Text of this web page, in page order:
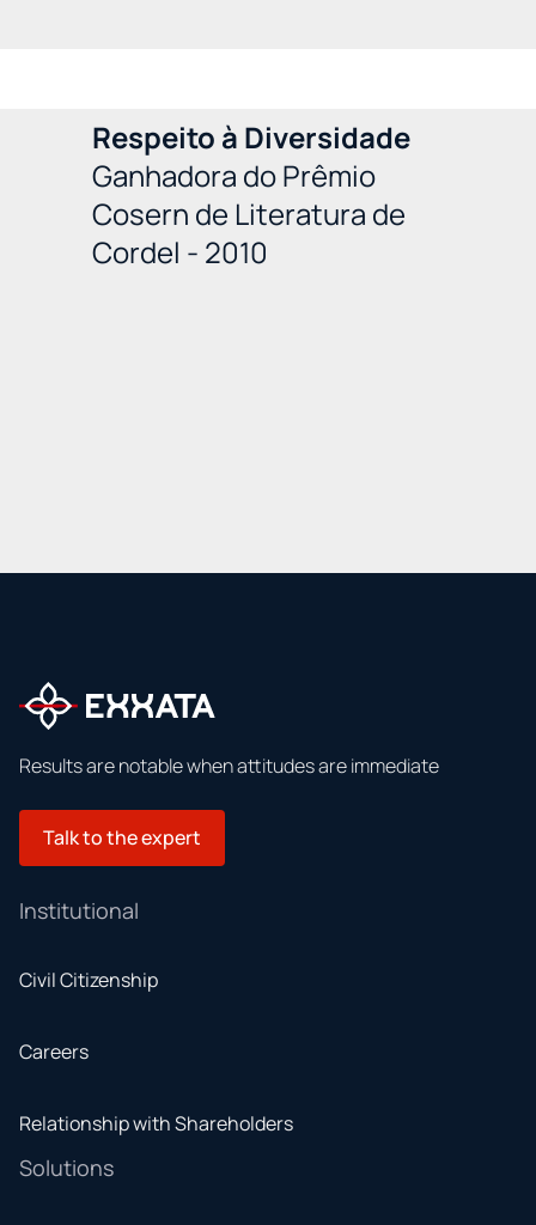
Respeito à Diversidade
Ganhadora do Prêmio
Cosern de Literatura de
Cordel - 2010
Results are notable when attitudes are immediate
Talk to the expert
Institutional
Civil Citizenship
Careers
Relationship with Shareholders
Solutions